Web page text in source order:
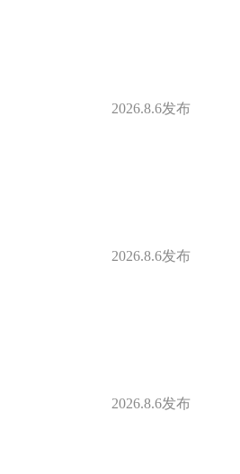
2026.8.6发布
2026.8.6发布
2026.8.6发布